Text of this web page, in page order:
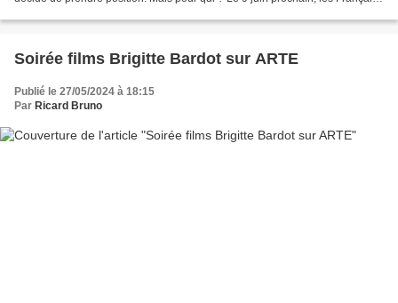
Soirée films Brigitte Bardot sur ARTE
Publié le 27/05/2024 à 18:15
Par Ricard Bruno